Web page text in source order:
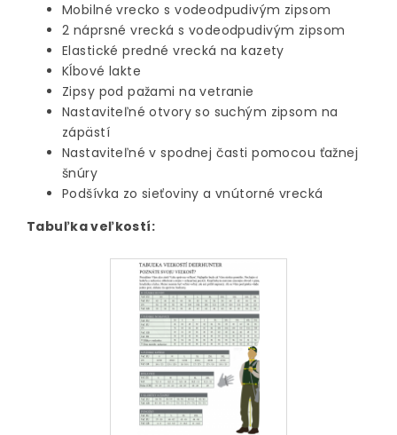
Mobilné vrecko s vodeodpudivým zipsom
2 náprsné vrecká s vodeodpudivým zipsom
Elastické predné vrecká na kazety
Kĺbové lakte
Zipsy pod pažami na vetranie
Nastaviteľné otvory so suchým zipsom na
zápästí
Nastaviteľné v spodnej časti pomocou ťažnej
šnúry
Podšívka zo sieťoviny a vnútorné vrecká
Tabuľka veľkostí: